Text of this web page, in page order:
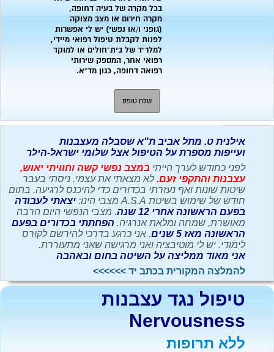
אילנית ט. מתל אביב ת"א שסבלה מעצבנות
ועייפות מספרת על הטיפול אצל שלומי ישראל-הילר
לפני כחודש לערך הייתי במצב נפשי קשה וחוויתי יאוש,
עצבנות והתקפי זעם.לא מצאתי את עצמי. ניסתי בעבר
שיטות שונות ואף נעזרתי בכדורים כדי להיכנס לרגיעה. בתום
חודש של שימוש בשיטת A.S.A מצבי הינו:
יצאתי לעבודה
בפעם הראשונה אחרי 12
שנה. מצבי הנפשי היום הרבה
מאושרת, שמחה ומלאת אנרגיה. הפחתתי בכדורים בפעם
הראשונה מאז 5 שנים
. אני כרגע בדרכי להירשם לקורס
לימודי. יש לי מוטיבציה ואני מרגישה שאני מתעוררת.
אני מאוד ממליצה על השיטה בחום ובאהבה
להמלצה המקורית בכתב יד >>>>>>
טיפול נגד עצבנות
Nervousness
ללא תרופות